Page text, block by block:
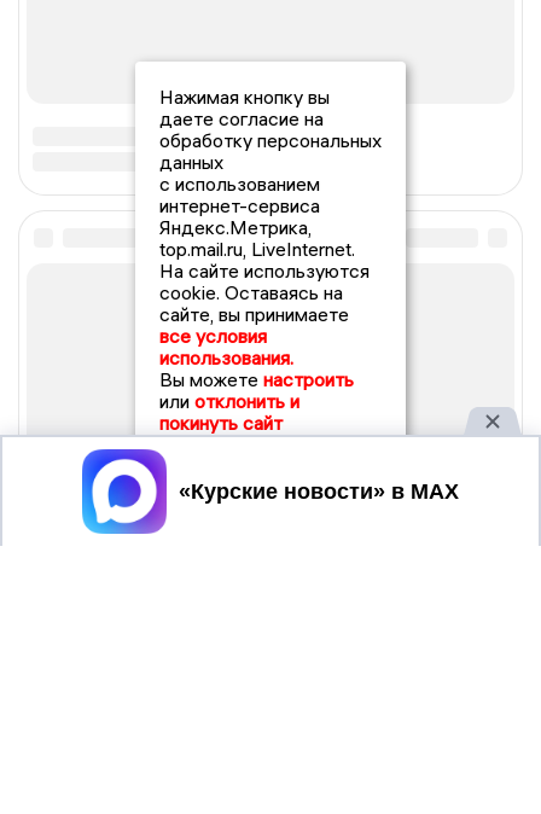
Нажимая кнопку вы
даете согласие на
обработку персональных
данных
с использованием
интернет-сервиса
Яндекс.Метрика,
top.mail.ru, LiveInternet.
На сайте используются
cookie. Оставаясь на
сайте, вы принимаете
все условия
использования.
Вы можете настроить
или отклонить и
покинуть сайт
Принять